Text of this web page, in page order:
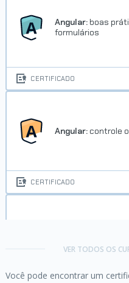
Angular: boas
formulários
CERTIFICADO
Angular: controle
CERTIFICADO
VER TODOS OS
Você pode encontrar um